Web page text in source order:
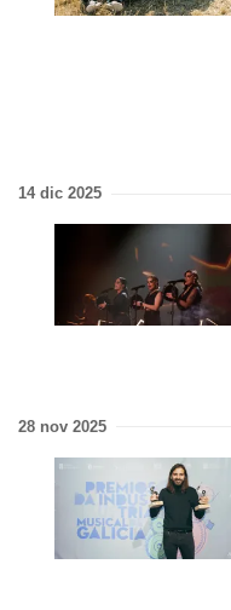
14 dic 2025
28 nov 2025